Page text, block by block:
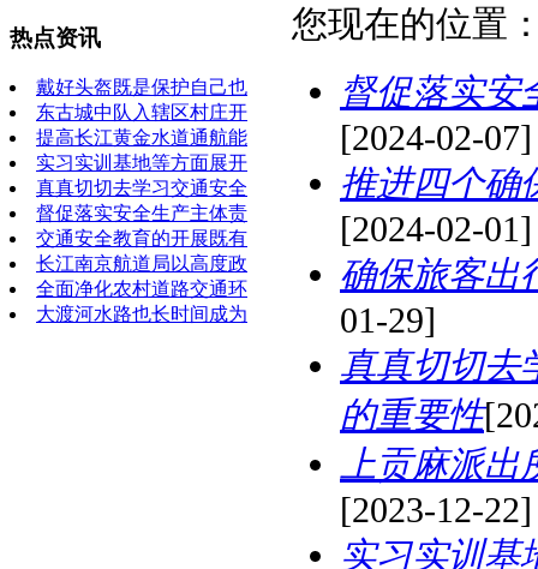
热点资讯
戴好头盔既是保护自己也
东古城中队入辖区村庄开
提高长江黄金水道通航能
实习实训基地等方面展开
真真切切去学习交通安全
督促落实安全生产主体责
交通安全教育的开展既有
长江南京航道局以高度政
全面净化农村道路交通环
大渡河水路也长时间成为
您现在的位置
督促落实安
[2024-02-07]
推进四个确
[2024-02-01]
确保旅客出
01-29]
真真切切去
的重要性
上贡麻派出
[2023-12-22]
实习实训基